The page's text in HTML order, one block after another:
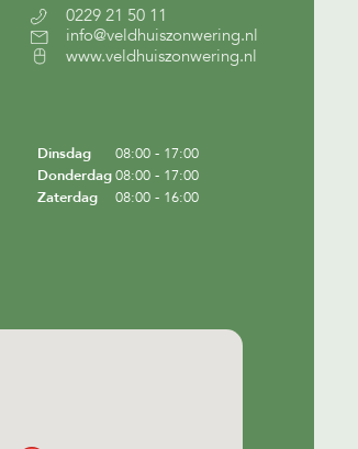
0229 21 50 11
info@veldhuiszonwering.nl
www.veldhuiszonwering.nl
Dinsdag
08:00 - 17:00
Donderdag08:00 - 17:00
Zaterdag
08:00 - 16:00